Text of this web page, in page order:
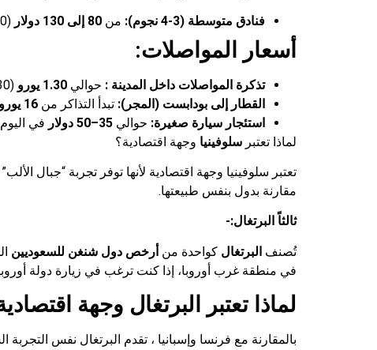
فنادق متوسطة (3-4 نجوم): من 80 إلى 130 دولار (300 – 490 ريال سعودي).
أسعار المواصلات:
تذكرة المواصلات داخل المدينة : حوالي 1.30 يورو
(5.30 ريال سعودي) باستخدام بطاقة.
القطار إلى بودابست (المجر): تبدأ التذاكر من 16 يورو
استئجار سيارة صغيرة: حوالي 35–50 دولار
في اليوم (130 – 190
لماذا تعتبر سلوفينيا وجهة اقتصادية؟
تعتبر سلوفينيا وجهة اقتصادية لأنها توفر تجربة “جبال
مقارنة بدول بنفس طبيعتها.
ثالثاً البرتغال:-
تُصنف البرتغال كواحدة من أرخص دول شنغن للسعوديين
في منطقة غرب أوروبا، إذا كنت ترغب في زيارة دولة
لماذا تعتبر البرتغال وجهة
بالمقارنة مع فرنسا وإسبانيا ، تقدم البرتغال نفس